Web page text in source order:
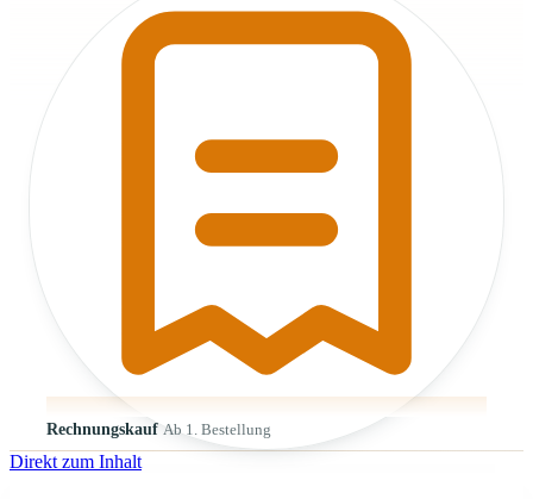
Rechnungskauf Ab 1. Bestellung
Direkt zum Inhalt